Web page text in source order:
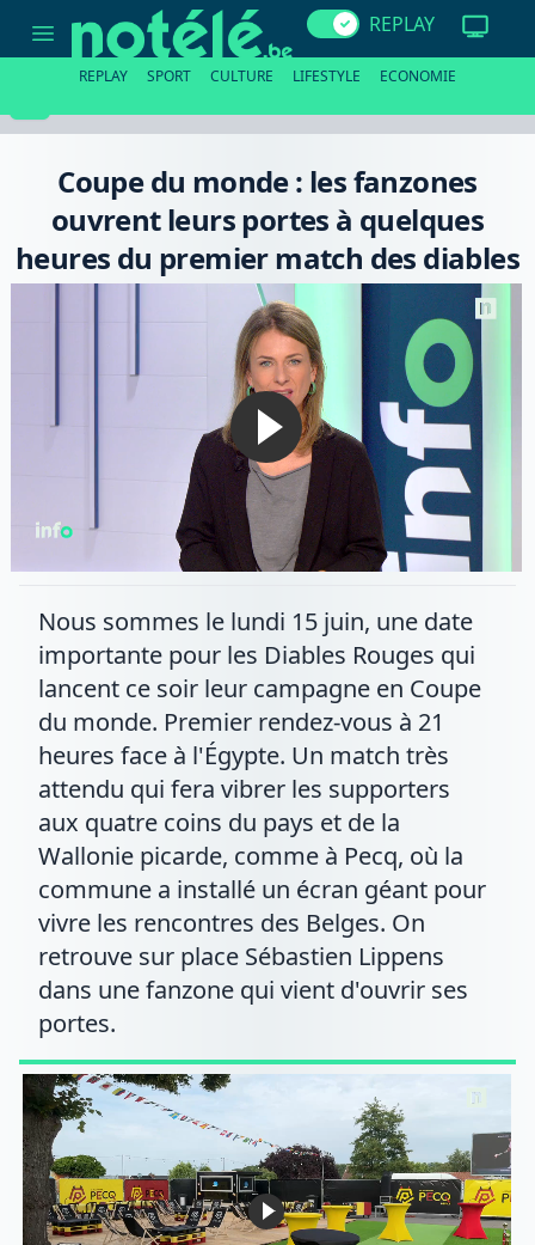
monde
ouvrent
premier
REPLAY
REPLAY SPORT CULTURE LIFESTYLE ECONOMIE
Coupe du monde : les fanzones
ouvrent leurs portes à quelques
heures du premier match des diables
Nous sommes le lundi 15 juin, une date
importante pour les Diables Rouges qui
lancent ce soir leur campagne en Coupe
du monde. Premier rendez-vous à 21
heures face à l'Égypte. Un match très
attendu qui fera vibrer les supporters
aux quatre coins du pays et de la
Wallonie picarde, comme à Pecq, où la
commune a installé un écran géant pour
vivre les rencontres des Belges. On
retrouve sur place Sébastien Lippens
dans une fanzone qui vient d'ouvrir ses
portes.